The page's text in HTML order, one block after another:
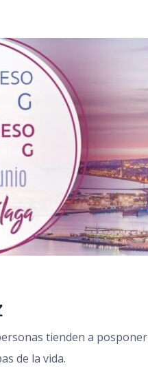
tienden a posponer
de la vida.